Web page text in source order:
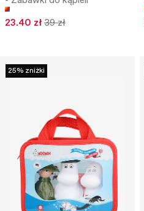
23.40 zł 39 zł
25% zniżki